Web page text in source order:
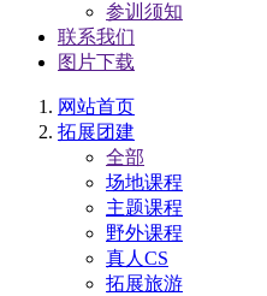
参训须知
联系我们
图片下载
网站首页
拓展团建
全部
场地课程
主题课程
野外课程
真人CS
拓展旅游